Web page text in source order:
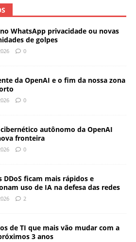
WhatsApp privacidade ou novas
de golpes
0
da OpenAI e o fim da nossa zona
0
autônomo da OpenAI
fronteira
0
DDoS ficam mais rápidos e
uso de IA na defesa das redes
2
de TI que mais vão mudar com a
3 anos